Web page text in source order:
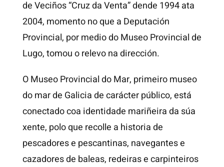
de Veciños “Cruz da Venta” dende 1994 ata
2004, momento no que a Deputación
Provincial, por medio do Museo Provincial de
Lugo, tomou o relevo na dirección.
O Museo Provincial do Mar, primeiro museo
do mar de Galicia de carácter público, está
conectado coa identidade mariñeira da súa
xente, polo que recolle a historia de
pescadores e pescantinas, navegantes e
cazadores de baleas, redeiras e carpinteiros